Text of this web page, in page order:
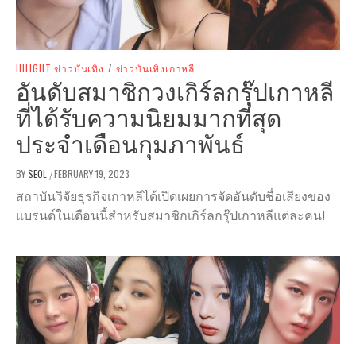
HILIGHT ข่าวบันเทิง / ข่าวบันเทิงเกาหลี
อันดับสมาชิกวงเกิร์ลกรุ๊ปเกาหลี
ที่ได้รับความนิยมมากที่สุด
ประจำเดือนกุมภาพันธ์
BYSEOL /FEBRUARY 19, 2023
สถาบันวิจัยธุรกิจเกาหลีได้เปิดเผยการจัดอันดับชื่อเสียงของ
แบรนด์ในเดือนนี้สำหรับสมาชิกเกิร์ลกรุ๊ปเกาหลีแต่ละคน!